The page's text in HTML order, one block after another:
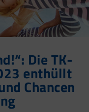
Die TK-
enthüllt
Chancen